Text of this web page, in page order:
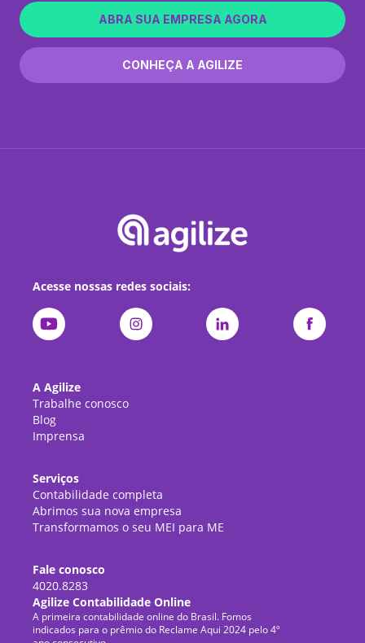
ABRA SUA EMPRESA AGORA
CONHEÇA A AGILIZE
Acesse nossas redes sociais:
A Agilize
Trabalhe conosco
Blog
Imprensa
Serviços
Contabilidade completa
Abrimos sua nova empresa
Transformamos o seu MEI para ME
Fale conosco
4020.8283
Agilize Contabilidade Online
A primeira contabilidade online do Brasil. Fomos
indicados para o prêmio do Reclame Aqui 2024 pelo 4º